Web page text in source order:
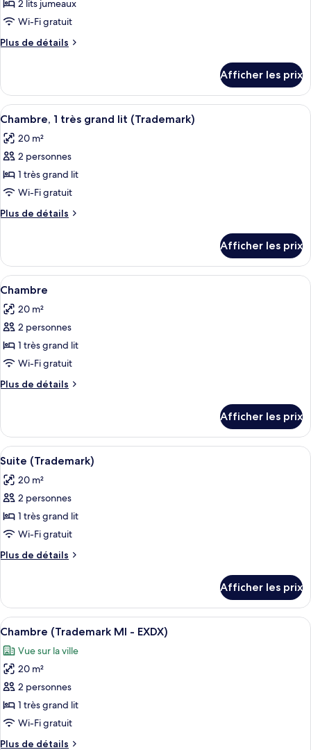
type
chambre :
2 lits jumeaux
Wi-Fi gratuit
Plus de détails
Plus
Chambre
(Trademark)
Afficher les prix
Afficher
toutes
les
photos
pour
ce
type
de
Chambre,
très
grand
lit
(Trademark)
Une chambre d’hôtel moderne
7
Chambre, 1 très grand lit (Trademark)
20 m²
2 personnes
1 très grand lit
Wi-Fi gratuit
Plus de détails
Plus
Chambre,
très
lit
(Trademark)
Afficher les prix
Afficher
toutes
les
photos
pour
ce
type
de
Chambre
Deux personnes sont assises sur
7
Chambre
20 m²
2 personnes
1 très grand lit
Wi-Fi gratuit
Plus de détails
Plus
Chambre
Afficher les prix
Afficher
toutes
les
photos
pour
ce
type
de
Suite
(Trademark)
Une chambre d’hôtel moderne
6
Suite (Trademark)
20 m²
2 personnes
1 très grand lit
Wi-Fi gratuit
Plus de détails
Plus
Suite
(Trademark)
Afficher les prix
Afficher
toutes
les
photos
pour
ce
type
Une chambre d’hôtel moderne
6
Chambre (Trademark MI - EXDX)
Vue sur la ville
20 m²
2 personnes
1 très grand lit
Wi-Fi gratuit
Plus de détails
Plus